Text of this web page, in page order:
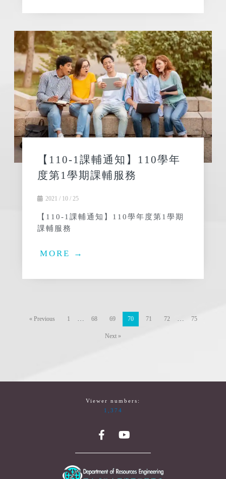
【110-1課輔通知】110學年
度第1學期課輔服務
2021 / 10 / 25
【110-1課輔通知】110學年度第1學期
課輔服務
MORE →
« Previous 1 … 68 69 70 71 72 … 75
Next »
Viewer numbers:
1,374